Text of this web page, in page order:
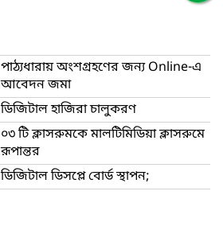
পাঠ্যধারায় অংশগ্রহণের জন্য Online-এ
আবেদন জমা
ডিজিটাল হাজিরা চালুকরণ
০৩ টি ক্লাসরুমকে মালটিমিডিয়া ক্লাসরুমে
রূপান্তর
ডিজিটাল ডিসপ্লে বোর্ড স্থাপন;